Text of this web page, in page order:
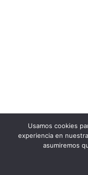
Usamos cookies
experiencia en
asumiremos